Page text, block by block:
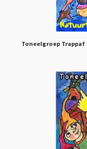
Toneelgroep